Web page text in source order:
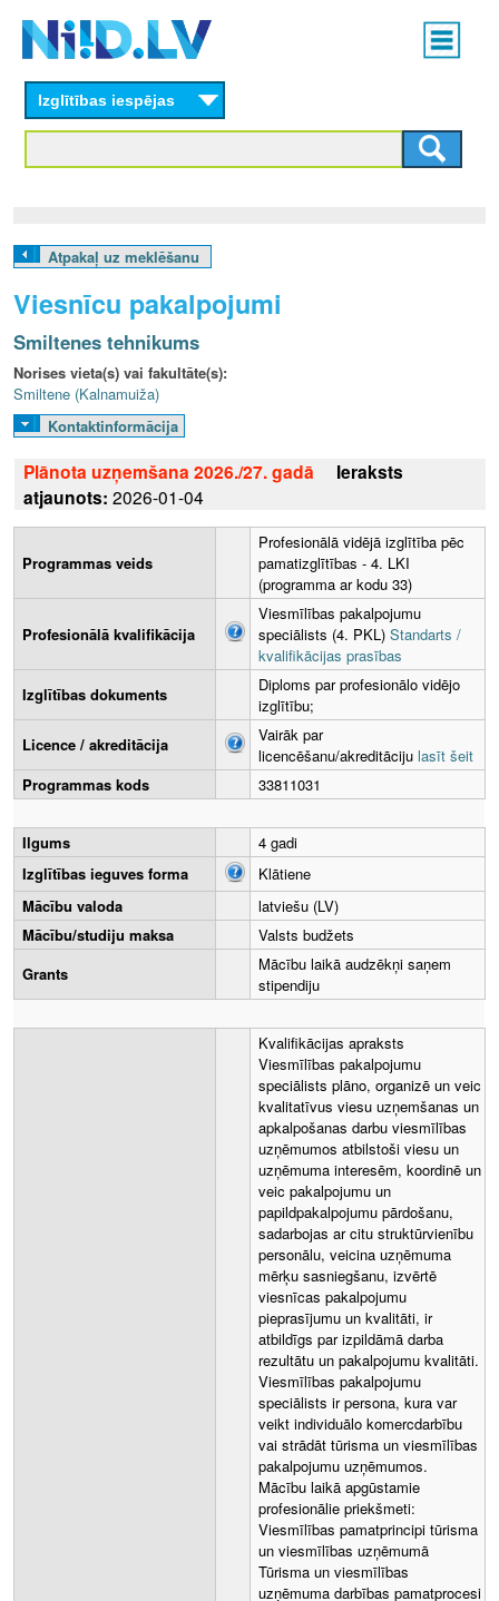
content
Main
menu
L
V
Izglītības iespējas
Atpakaļ uz meklēšanu
Viesnīcu pakalpojumi
Smiltenes tehnikums
Norises vieta(s) vai fakultāte(s):
Smiltene (Kalnamuiža)
Kontaktinformācija
Plānota uzņemšana 2026./27. gadā
Ieraksts
atjaunots: 2026-01-04
Programmas veids
Profesionālā vidējā izglītība pēc
pamatizglītības - 4. LKI
(programma ar kodu 33)
Profesionālā kvalifikācija
Viesmīlības pakalpojumu
speciālists (4. PKL) Standarts /
kvalifikācijas prasības
Izglītības dokuments
Diploms par profesionālo vidējo
izglītību;
Licence / akreditācija
Vairāk par
licencēšanu/akreditāciju lasīt šeit
Programmas kods
33811031
Ilgums
4 gadi
Izglītības ieguves forma
Klātiene
Mācību valoda
latviešu (LV)
Mācību/studiju maksa
Valsts budžets
Grants
Mācību laikā audzēkņi saņem
stipendiju
Kvalifikācijas apraksts
Viesmīlības pakalpojumu
speciālists plāno, organizē un veic
kvalitatīvus viesu uzņemšanas un
apkalpošanas darbu viesmīlības
uzņēmumos atbilstoši viesu un
uzņēmuma interesēm, koordinē un
veic pakalpojumu un
papildpakalpojumu pārdošanu,
sadarbojas ar citu struktūrvienību
personālu, veicina uzņēmuma
mērķu sasniegšanu, izvērtē
viesnīcas pakalpojumu
pieprasījumu un kvalitāti, ir
atbildīgs par izpildāmā darba
rezultātu un pakalpojumu kvalitāti.
Viesmīlības pakalpojumu
speciālists ir persona, kura var
veikt individuālo komercdarbību
vai strādāt tūrisma un viesmīlības
pakalpojumu uzņēmumos.
Mācību laikā apgūstamie
profesionālie priekšmeti:
Viesmīlības pamatprincipi tūrisma
un viesmīlības uzņēmumā
Tūrisma un viesmīlības
uzņēmuma darbības pamatprocesi